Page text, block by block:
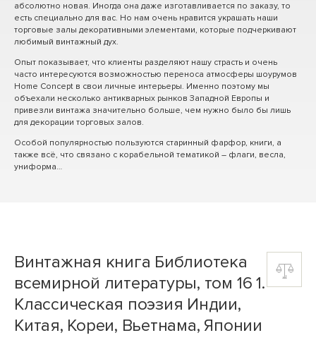
абсолютно новая. Иногда она даже изготавливается по заказу, то
есть специально для вас. Но нам очень нравится украшать наши
торговые залы декоративными элементами, которые подчеркивают
любимый винтажный дух.
Опыт показывает, что клиенты разделяют нашу страсть и очень
часто интересуются возможностью переноса атмосферы шоурумов
Home Concept в свои личные интерьеры. Именно поэтому мы
объехали несколько антикварных рынков Западной Европы и
привезли винтажа значительно больше, чем нужно было бы лишь
для декорации торговых залов.
Особой популярностью пользуются старинный фарфор, книги, а
также всё, что связано с корабельной тематикой – флаги, весла,
униформа…
Винтажная книга Библиотека
всемирной литературы, том 16 1.
Классическая поэзия Индии,
Китая, Кореи, Вьетнама, Японии